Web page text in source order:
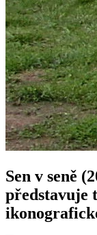
Sen v seně
představuje